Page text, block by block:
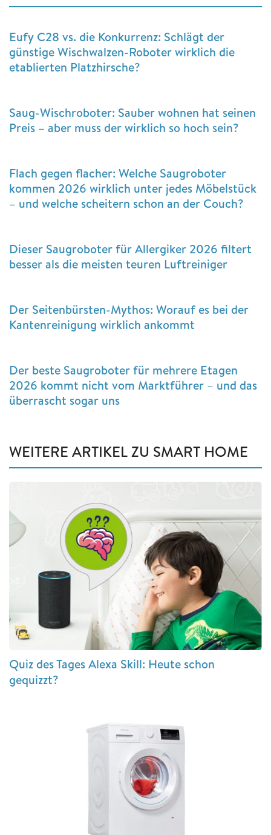
Eufy C28 vs. die Konkurrenz: Schlägt der
günstige Wischwalzen-Roboter wirklich die
etablierten Platzhirsche?
Saug-Wischroboter: Sauber wohnen hat seinen
Preis – aber muss der wirklich so hoch sein?
Flach gegen flacher: Welche Saugroboter
kommen 2026 wirklich unter jedes Möbelstück
– und welche scheitern schon an der Couch?
Dieser Saugroboter für Allergiker 2026 filtert
besser als die meisten teuren Luftreiniger
Der Seitenbürsten-Mythos: Worauf es bei der
Kantenreinigung wirklich ankommt
Der beste Saugroboter für mehrere Etagen
2026 kommt nicht vom Marktführer – und das
überrascht sogar uns
WEITERE ARTIKEL ZU SMART HOME
Quiz des Tages Alexa Skill: Heute schon
gequizzt?